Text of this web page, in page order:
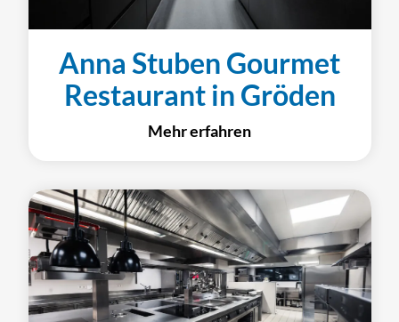
Anna Stuben Gourmet
Restaurant in Gröden
Mehr erfahren